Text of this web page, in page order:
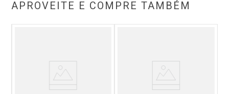
APROVEITE E COMPRE TAMBÉM